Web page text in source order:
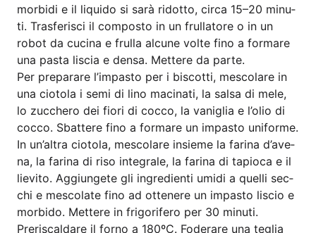
mor­bi­di e il liqui­do si sarà ridot­to, cir­ca 15–20 minu­
ti. Tras­fe­ri­sci il com­pos­to in un frul­la­to­re o in un
robot da cuci­na e frul­la alcu­ne vol­te fino a for­ma­re
una pas­ta liscia e den­sa. Met­te­re da parte.
Per pre­para­re l’im­pas­to per i bis­cot­ti, mes­co­la­re in
una cio­to­la i semi di lino maci­n­a­ti, la sal­sa di mele,
lo zuc­che­ro dei fio­ri di coc­co, la vanig­lia e l’o­lio di
coc­co. Sbat­te­re fino a for­ma­re un impas­to uni­for­me.
In un’al­tra cio­to­la, mes­co­la­re insie­me la fari­na d’a­ve­
na, la fari­na di riso inte­gra­le, la fari­na di tapio­ca e il
lie­vi­to. Aggi­unge­te gli ingre­di­en­ti umidi a quel­li sec­
chi e mes­co­la­te fino ad otte­ne­re un impas­to liscio e
mor­bi­do. Met­te­re in fri­go­rife­ro per 30 minuti.
Pre­ris­cal­da­re il for­no a 180ºC. Foder­a­re una teglia